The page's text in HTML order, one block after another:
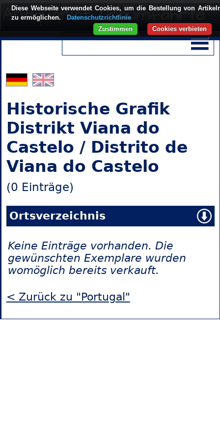
Historische Grafik
Distrikt Viana do
Castelo / Distrito de
Viana do Castelo
(0 Einträge)
Ortsverzeichnis
Keine Einträge vorhanden. Die
gewünschten Exemplare wurden
womöglich bereits verkauft.
< Zurück zu "Portugal"
Diese Webseite verwendet Cookies, um die Bestellung von
zu ermöglichen.
Datenschutzrichtlinie
Cookies verbieten
Zustimmen